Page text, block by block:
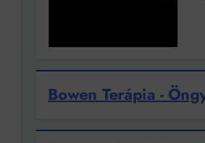
Bowen Terápia -